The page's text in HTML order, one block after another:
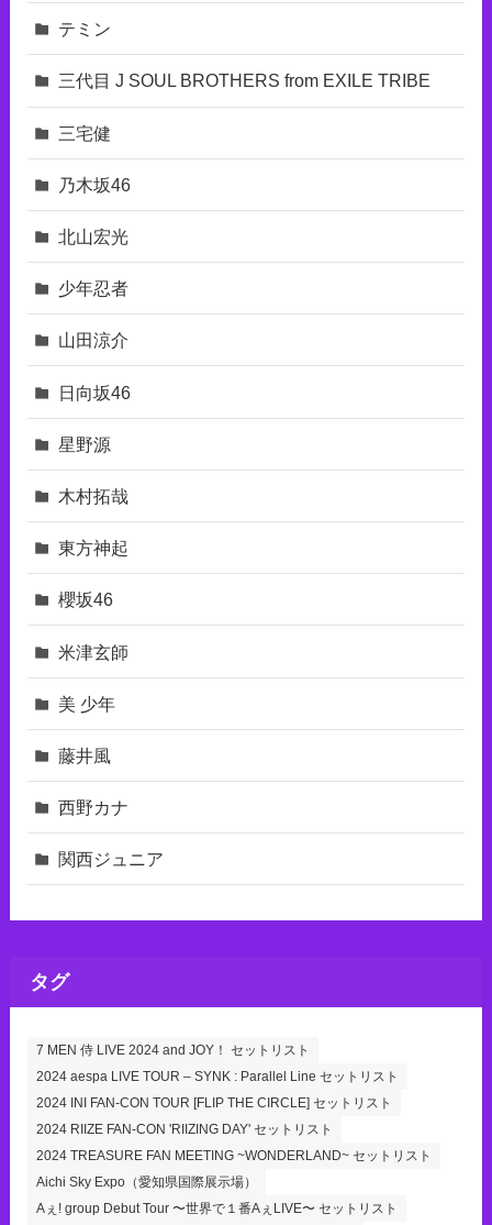
テミン
三代目 J SOUL BROTHERS from EXILE TRIBE
三宅健
乃木坂46
北山宏光
少年忍者
山田涼介
日向坂46
星野源
木村拓哉
東⽅神起
櫻坂46
米津玄師
美 少年
藤井風
西野カナ
関西ジュニア
タグ
7 MEN 侍 LIVE 2024 and JOY！ セットリスト
2024 aespa LIVE TOUR – SYNK : Parallel Line セットリスト
2024 INI FAN-CON TOUR [FLIP THE CIRCLE] セットリスト
2024 RIIZE FAN-CON 'RIIZING DAY' セットリスト
2024 TREASURE FAN MEETING ~WONDERLAND~ セットリスト
Aichi Sky Expo（愛知県国際展示場）
Aぇ! group Debut Tour 〜世界で１番AぇLIVE〜 セットリスト